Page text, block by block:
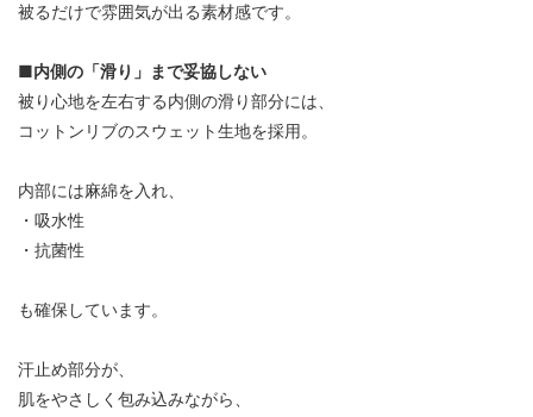
被るだけで雰囲気が出る素材感です。
■内側の「滑り」まで妥協しない
被り心地を左右する内側の滑り部分には、
コットンリブのスウェット生地を採用。
内部には麻綿を入れ、
・吸水性
・抗菌性
も確保しています。
汗止め部分が、
肌をやさしく包み込みながら、